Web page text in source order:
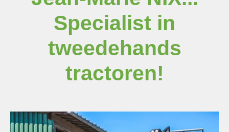
Specialist in
tweedehands
tractoren!